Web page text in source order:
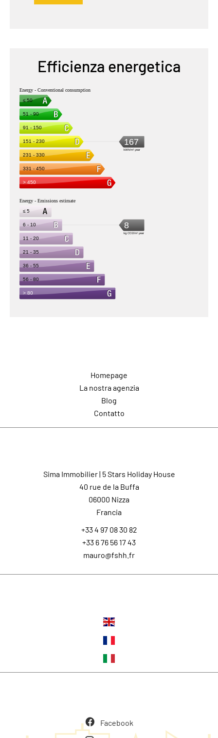
Efficienza energetica
Homepage
La nostra agenzia
Blog
Contatto
Sima Immobilier | 5 Stars Holiday House
40 rue de la Buffa
06000 Nizza
Francia
+33 4 97 08 30 82
+33 6 76 56 17 43
mauro@fshh.fr
Facebook